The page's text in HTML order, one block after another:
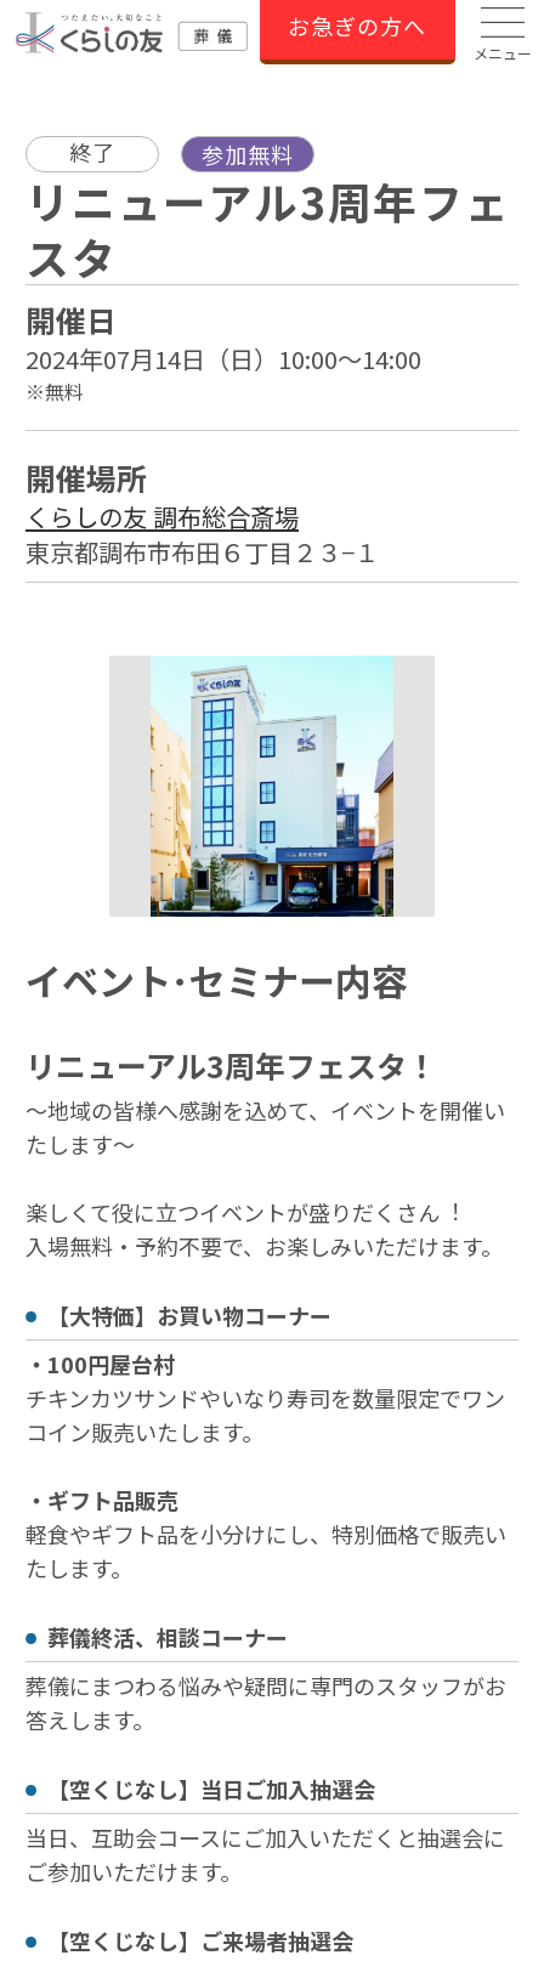
お急ぎの方へ
メニュー
終了 参加無料
リニューアル3周年フェ
スタ
開催日
2024年07月14日（日）10:00～14:00
※無料
開催場所
くらしの友 調布総合斎場
東京都調布市布田６丁目２３−１
イベント･セミナー内容
リニューアル3周年フェスタ！
～地域の皆様へ感謝を込めて、イベントを開催い
たします～
楽しくて役に⽴つイベントが盛りだくさん︕
入場無料・予約不要で、お楽しみいただけます。
【大特価】お買い物コーナー
・100円屋台村
チキンカツサンドやいなり寿司を数量限定でワン
コイン販売いたします。
・ギフト品販売
軽食やギフト品を小分けにし、特別価格で販売い
たします。
葬儀終活、相談コーナー
葬儀にまつわる悩みや疑問に専門のスタッフがお
答えします。
【空くじなし】当日ご加入抽選会
当日、互助会コースにご加入いただくと抽選会に
ご参加いただけます。
【空くじなし】ご来場者抽選会